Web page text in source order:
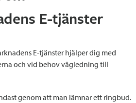
E-tjänster
E-tjänster hjälper dig med
och vid behov vägledning till
genom att man lämnar ett ringbud.